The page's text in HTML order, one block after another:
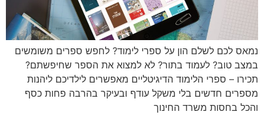
נמאס לכם לשלם הון על ספרי לימוד? לחפש ספרים משומשים
במצב טוב? לעמוד בתור? לא למצוא את הספר שחיפשתם?
תכירו – ספרי הלימוד הדיגיטליים מאפשרים לילדיכם ליהנות
מספרים חדשים בלי משקל עודף ובעיקר בהרבה פחות כסף
והכל בחסות משרד החינוך